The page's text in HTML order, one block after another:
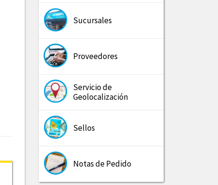
Sucursales
Proveedores
Servicio de
Geolocalización
Sellos
Notas de Pedido